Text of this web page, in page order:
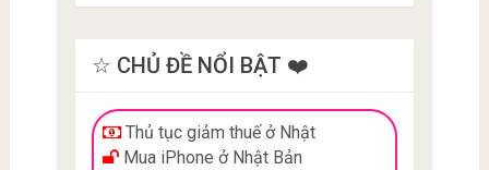
☆ CHỦ ĐỀ NỔI BẬT ❤️
Thủ tục giảm thuế ở Nhật
Mua iPhone ở Nhật Bản